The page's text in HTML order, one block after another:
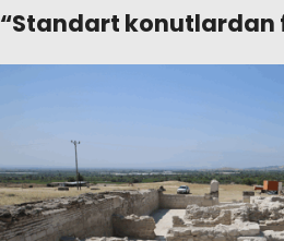
“Standart konutlardan